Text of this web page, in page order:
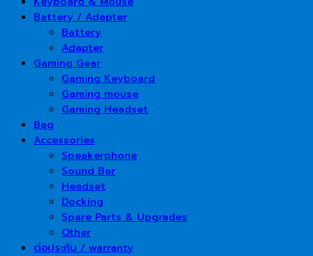
Battery / Adapter
Battery
Adapter
Gaming Gear
Gaming Keyboard
Gaming mouse
Gaming Headset
Bag
Accessories
Speakerphone
Sound Bar
Headset
Docking
Spare Parts & Upgrades
Other
ต่อประกัน / warranty